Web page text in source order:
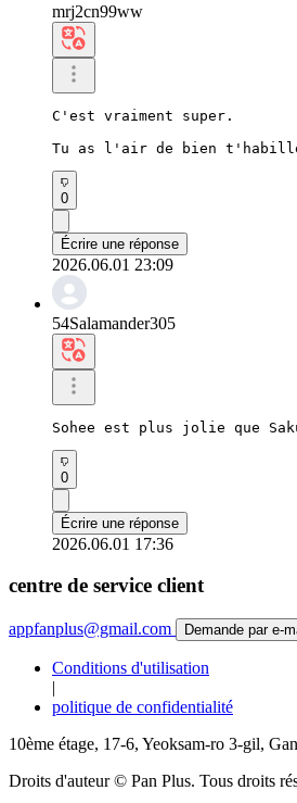
mrj2cn99ww
C'est vraiment super.
Tu as l'air de bien
0
Écrire une réponse
2026.06.01 23:09
54Salamander305
Sohee est plus jolie que
0
Écrire une réponse
2026.06.01 17:36
centre de service client
appfanplus@gmail.com Demande par e-
Conditions d'utilisation
|
politique de confidentialité
10ème étage, 17-6, Yeoksam-ro 3-gil,
Droits d'auteur © Pan Plus. Tous droits